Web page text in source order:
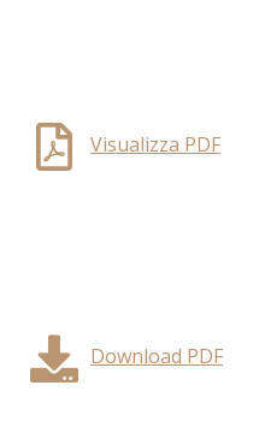
Visualizza PDF
Download PDF